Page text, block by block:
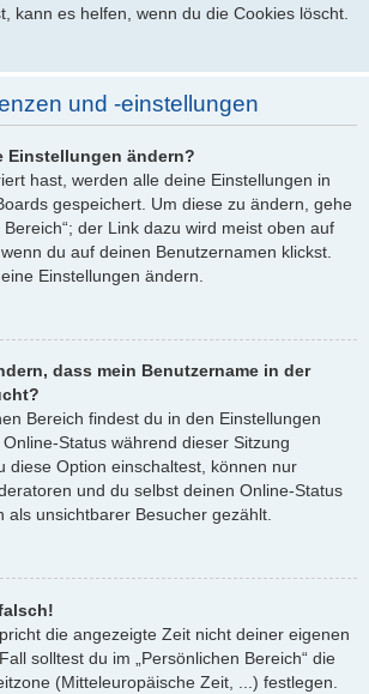
kann es helfen, wenn du die Cookies löscht.
und -einstellungen
Einstellungen ändern?
hast, werden alle deine Einstellungen in
gespeichert. Um diese zu ändern, gehe
Bereich“; der Link dazu wird meist oben auf
du auf deinen Benutzernamen klickst.
Einstellungen ändern.
dass mein Benutzername in der
Bereich findest du in den Einstellungen
Status während dieser Sitzung
diese Option einschaltest, können nur
und du selbst deinen Online-Status
als unsichtbarer Besucher gezählt.
die angezeigte Zeit nicht deiner eigenen
solltest du im „Persönlichen Bereich“ die
(Mitteleuropäische Zeit, ...) festlegen.